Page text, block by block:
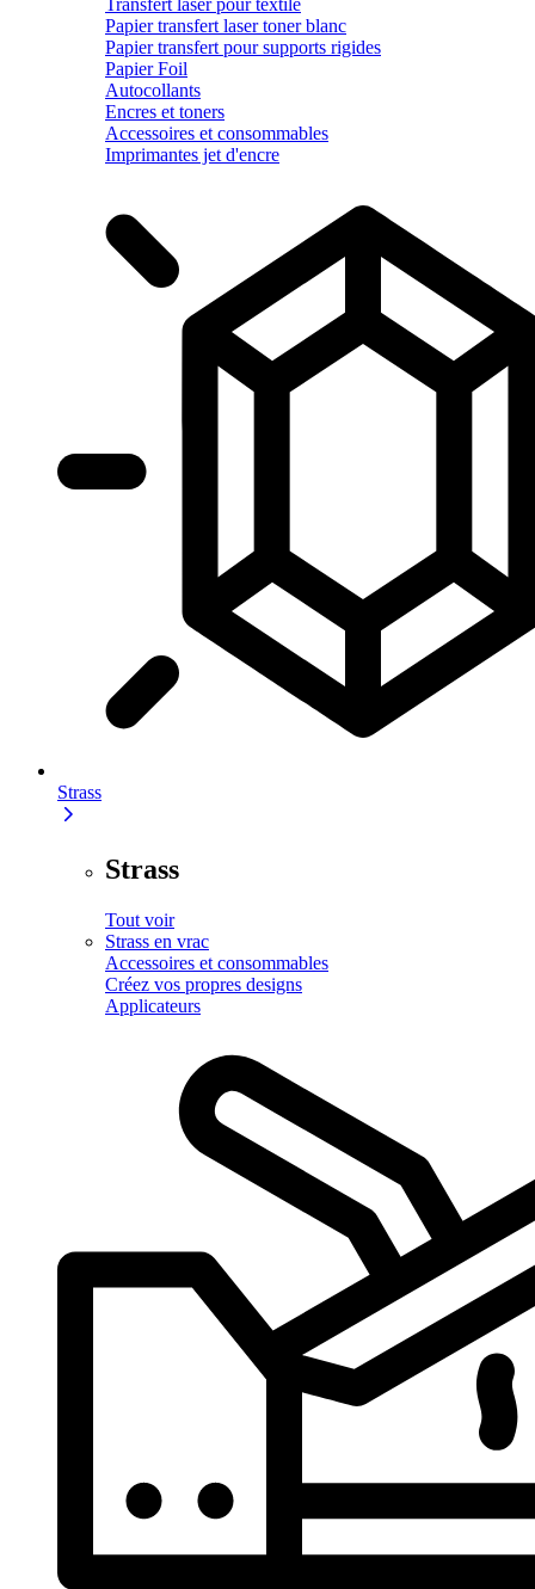
Papier transfert laser toner blanc
Papier transfert pour supports rigides
Papier Foil
Autocollants
Encres et toners
Accessoires et consommables
Imprimantes jet d'encre
Strass
Strass
Tout voir
Strass en vrac
Accessoires et consommables
Créez vos propres designs
Applicateurs